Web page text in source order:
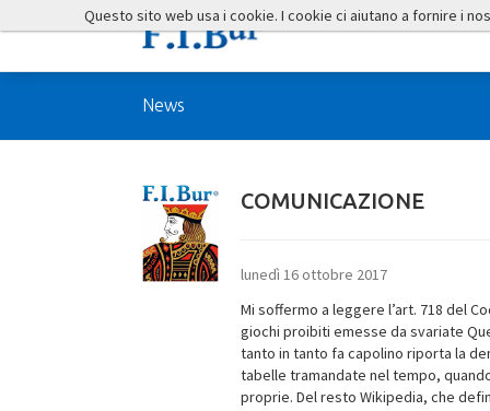
News
COMUNICAZIONE
lunedì 16 ottobre 2017
Mi soffermo a leggere l’art. 718 del
giochi proibiti emesse da svariate
tanto in tanto fa capolino riporta la
tabelle tramandate nel tempo,
proprie. Del resto Wikipedia, che
Questo sito web usa i cookie. I cookie ci aiutano a fornire i